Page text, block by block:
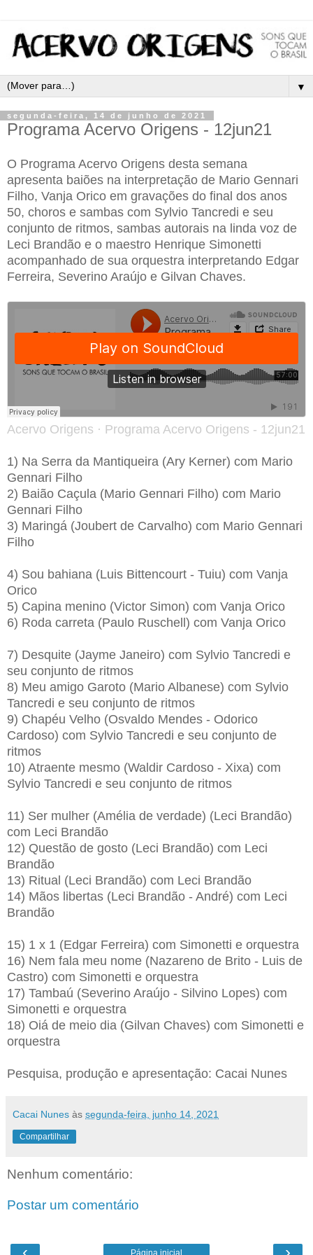
▼
segunda-feira, 14 de junho de 2021
Programa Acervo Origens - 12jun21
O Programa Acervo Origens desta semana
apresenta baiões na interpretação de Mario Gennari
Filho, Vanja Orico em gravações do final dos anos
50, choros e sambas com Sylvio Tancredi e seu
conjunto de ritmos, sambas autorais na linda voz de
Leci Brandão e o maestro Henrique Simonetti
acompanhado de sua orquestra interpretando Edgar
Ferreira, Severino Araújo e Gilvan Chaves.
Acervo Origens · Programa Acervo Origens - 12jun21
1) Na Serra da Mantiqueira (Ary Kerner) com Mario
Gennari Filho
2) Baião Caçula (Mario Gennari Filho) com Mario
Gennari Filho
3) Maringá (Joubert de Carvalho) com Mario Gennari
Filho
4) Sou bahiana (Luis Bittencourt - Tuiu) com Vanja
Orico
5) Capina menino (Victor Simon) com Vanja Orico
6) Roda carreta (Paulo Ruschell) com Vanja Orico
7) Desquite (Jayme Janeiro) com Sylvio Tancredi e
seu conjunto de ritmos
8) Meu amigo Garoto (Mario Albanese) com Sylvio
Tancredi e seu conjunto de ritmos
9) Chapéu Velho (Osvaldo Mendes - Odorico
Cardoso) com Sylvio Tancredi e seu conjunto de
ritmos
10) Atraente mesmo (Waldir Cardoso - Xixa) com
Sylvio Tancredi e seu conjunto de ritmos
11) Ser mulher (Amélia de verdade) (Leci Brandão)
com Leci Brandão
12) Questão de gosto (Leci Brandão) com Leci
Brandão
13) Ritual (Leci Brandão) com Leci Brandão
14) Mãos libertas (Leci Brandão - André) com Leci
Brandão
15) 1 x 1 (Edgar Ferreira) com Simonetti e orquestra
16) Nem fala meu nome (Nazareno de Brito - Luis de
Castro) com Simonetti e orquestra
17) Tambaú (Severino Araújo - Silvino Lopes) com
Simonetti e orquestra
18) Oiá de meio dia (Gilvan Chaves) com Simonetti e
orquestra
Pesquisa, produção e apresentação: Cacai Nunes
Cacai Nunes às segunda-feira, junho 14, 2021
Compartilhar
Nenhum comentário:
Postar um comentário
Página inicial